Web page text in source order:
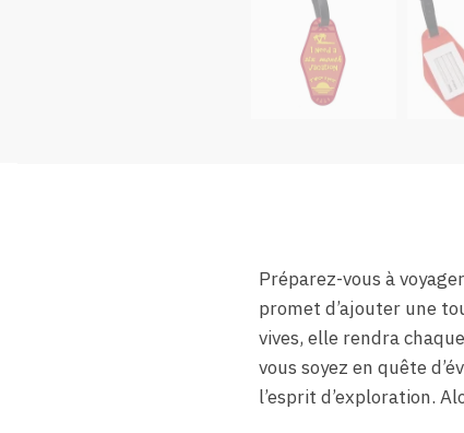
Préparez-vous à
promet d’ajouter une
vives, elle rendra
vous soyez en quête
l’esprit d’exploration.